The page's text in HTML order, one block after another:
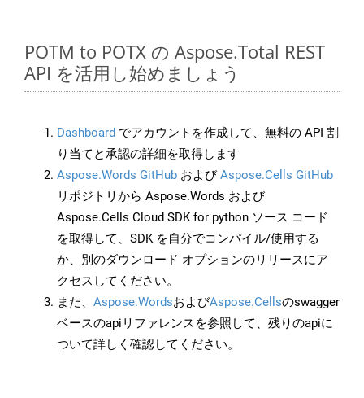
POTM to POTX の Aspose.Total REST
API を活用し始めましょう
Dashboard でアカウントを作成して、無料の API 割
り当てと承認の詳細を取得します
Aspose.Words GitHub およびAspose.Cells GitHub
リポジトリから Aspose.Words および
Aspose.Cells Cloud SDK for python ソース コード
を取得して、SDK を自分でコンパイル/使用する
か、別のダウンロード オプションのリリースにア
クセスしてください。
また、 Aspose.WordsおよびAspose.Cellsのswagger
ベースのapiリファレンスを参照して、残りのapiに
ついて詳しく確認してください。